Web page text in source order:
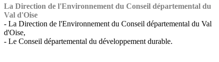
La Direction de l'Environnement du Conseil départemental du
Val d'Oise
- La Direction de l'Environnement du Conseil départemental du Val
d'Oise,
- Le Conseil départemental du développement durable.